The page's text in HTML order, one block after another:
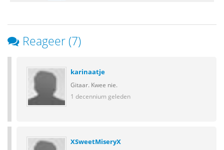
Reageer (7)
karinaatje
Gitaar. Kwee nie.
1 decennium geleden
XSweetMiseryX